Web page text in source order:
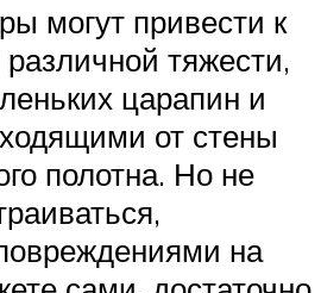
могут привести к
тяжести,
царапин и
от стены
полотна. Но не
на